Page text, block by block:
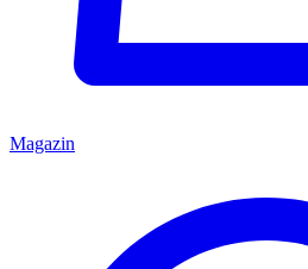
Magazin